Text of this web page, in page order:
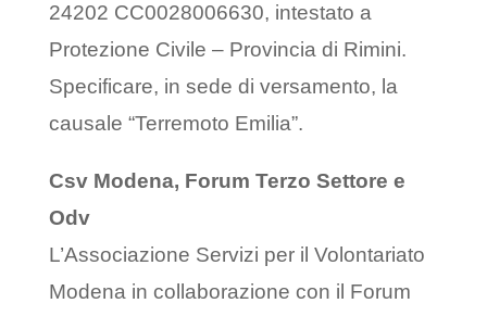
24202 CC0028006630, intestato a
Protezione Civile – Provincia di Rimini.
Specificare, in sede di versamento, la
causale “Terremoto Emilia”.
Csv Modena, Forum Terzo Settore e
Odv
L’Associazione Servizi per il Volontariato
Modena in collaborazione con il Forum